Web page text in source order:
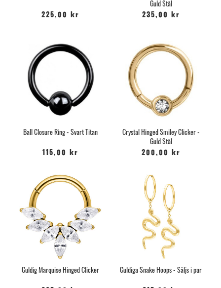
225,00 kr
Guld Stål
235,00 kr
Ball Closure Ring - Svart Titan
115,00 kr
Crystal Hinged Smiley Clicker -
Guld Stål
200,00 kr
Guldig Marquise Hinged Clicker Guldiga Snake Hoops - Säljs i par